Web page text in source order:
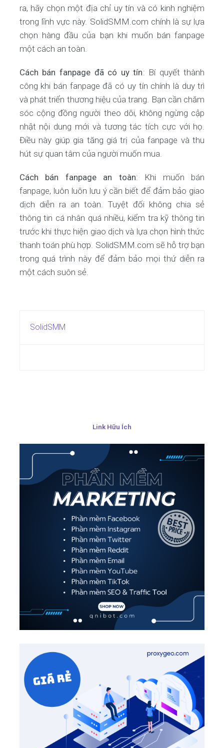
ra, hãy chọn một địa chỉ uy tín và có kinh nghiệm
trong lĩnh vực này. SolidSMM.com chính là sự lựa
chọn hàng đầu của bạn khi muốn bán fanpage
một cách an toàn.
Cách bán fanpage đã có uy tín: Bí quyết thành
công khi bán fanpage đã có uy tín chính là duy trì
và phát triển thương hiệu của trang. Bạn cần chăm
sóc cộng đồng người theo dõi, không ngừng cập
nhật nội dung mới và tương tác tích cực với họ.
Điều này giúp gia tăng giá trị của fanpage và thu
hút sự quan tâm của người muốn mua.
Cách bán fanpage an toàn: Khi muốn bán
fanpage, luôn luôn lưu ý cần biết để đảm bảo giao
dịch diễn ra an toàn. Tuyệt đối không chia sẻ
thông tin cá nhân quá nhiều, kiểm tra kỹ thông tin
trước khi thực hiện giao dịch và lựa chọn hình thức
thanh toán phù hợp. SolidSMM.com sẽ hỗ trợ bạn
trong quá trình này để đảm bảo mọi thứ diễn ra
một cách suôn sẻ.
SolidSMM
Link Hữu Ích